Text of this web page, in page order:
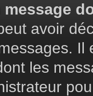
avoir
Il
les